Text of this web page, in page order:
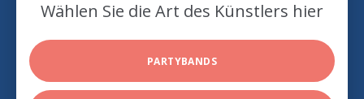
Wählen Sie die Art des Künstlers hier
PARTYBANDS